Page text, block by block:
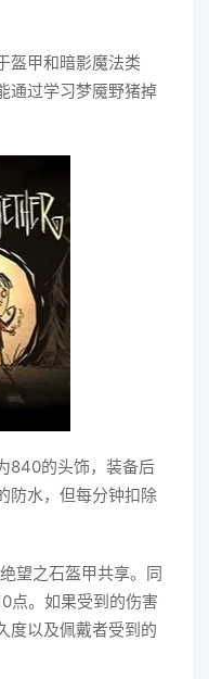
盔甲和暗影魔法类
通过学习梦魇野猪掉
840的头饰，装备后
防水，但每分钟扣除
望之石盔甲共享。同
点。如果受到的伤害
度以及佩戴者受到的